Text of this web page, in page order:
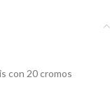
con 20 cromos